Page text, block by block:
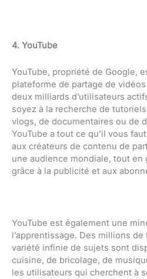
4. YouTube
YouTube, propriété de Google,
plateforme de partage de
deux milliards d’utilisateurs
soyez à la recherche de
vlogs, de documentaires ou de
YouTube a tout ce qu’il vous
aux créateurs de contenu de
une audience mondiale, tout en
grâce à la publicité et aux
YouTube est également une
l’apprentissage. Des millions
variété infinie de sujets sont
cuisine, de bricolage, de
les utilisateurs qui cherchent à